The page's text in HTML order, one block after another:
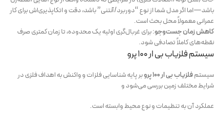
باشد—اما اگر مدل شما از نوع “دوربرد/آنتنی” باشد، دقت و اتکاپذیری‌اش برای کار
عمرانی معمولاً محل بحث است.
کاهش زمان جست‌وجو: برای غربال‌گری اولیه یک محدوده، تا زمان کمتری صرف
نقطه‌های کاملاً تصادفی شود.
سیستم فلزیاب بی ار 100 پرو
سیستمفلزیاب بی ار 100 پرو
بر پایه شناسایی فلزات و واکنش به اهداف فلزی در
شرایط مختلف زمین بررسی می‌شود و
عملکرد آن به تنظیمات و نوع محیط وابسته است.